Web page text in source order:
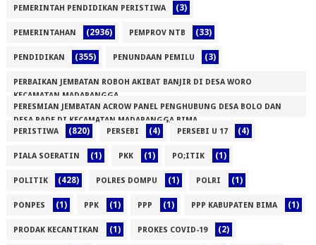
PEMERINTAH PENDIDIKAN PERISTIWA (3)
PEMERINTAHAN (2936) PEMPROV NTB (33)
PENDIDIKAN (355) PENUNDAAN PEMILU (3)
PERBAIKAN JEMBATAN ROBOH AKIBAT BANJIR DI DESA WORO
KECAMATAN MADAPANGGA
(1)PERESMIAN JEMBATAN ACROW PANEL PENGHUBUNG DESA BOLO DAN
DESA RADE DI KECAMATAN MADAPANGGA BIMA
(1)PERISTIWA (820) PERSEBI (4) PERSEBI U 17 (4)
PIALA SOERATIN (1) PKK (1) PO;ITIK (1)
POLITIK (428) POLRES DOMPU (1) POLRI (1)
PONPES (1) PPK (1) PPP (1) PPP KABUPATEN BIMA (1)
PRODAK KECANTIKAN (1) PROKES COVID-19 (2)